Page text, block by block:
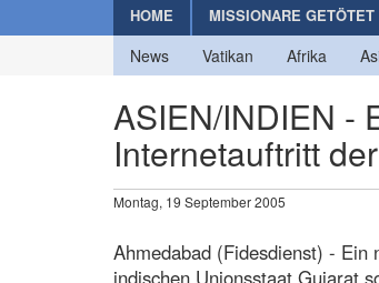
HOME MISSIONARE GETÖTET
News Vatikan Afrika
ASIEN/INDIEN -
Internetauftritt
Montag, 19 September 2005
Ahmedabad (Fidesdienst) -
indischen Unionsstaat Gujarat